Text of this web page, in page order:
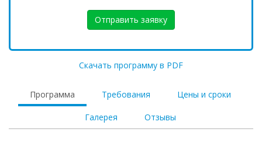
Отправить заявку
Скачать программу в PDF
Программа Требования Цены и сроки
Галерея Отзывы